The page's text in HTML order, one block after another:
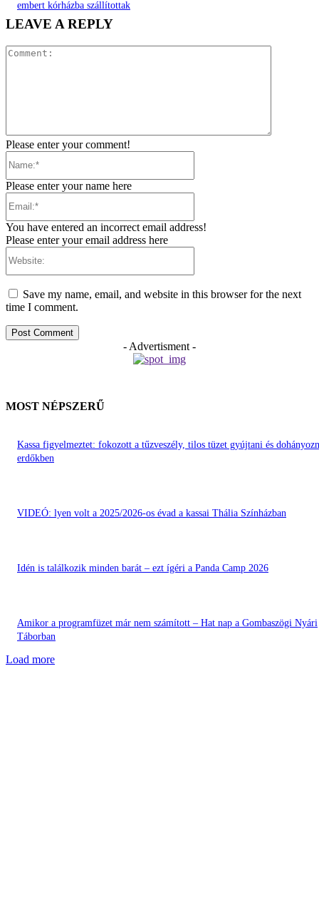
embert kórházba szállítottak
LEAVE A REPLY
Please enter your comment!
Please enter your name here
You have entered an incorrect email address!
Please enter your email address here
Save my name, email, and website in this browser for the next
time I comment.
- Advertisment -
MOST NÉPSZERŰ
Kassa figyelmeztet: fokozott a tűzveszély, tilos tüzet gyújtani és
erdőkben
VIDEÓ: lyen volt a 2025/2026-os évad a kassai Thália Színházban
Idén is találkozik minden barát – ezt ígéri a Panda Camp 2026
Amikor a programfüzet már nem számított – Hat nap a Gombaszögi Nyári
Táborban
Load more